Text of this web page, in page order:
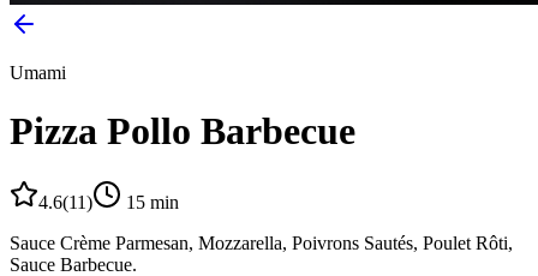
Umami
Pizza Pollo Barbecue
4.6(11) 15 min
Sauce Crème Parmesan, Mozzarella, Poivrons Sautés, Poulet Rôti,
Sauce Barbecue.